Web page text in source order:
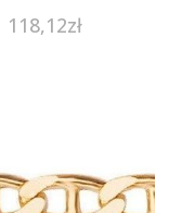
118,12zł